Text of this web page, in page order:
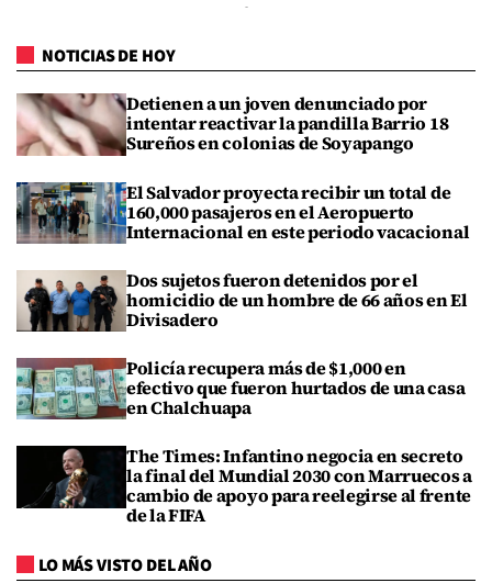
NOTICIAS DE HOY
Detienen a un joven denunciado por
intentar reactivar la pandilla Barrio 18
Sureños en colonias de Soyapango
El Salvador proyecta recibir un total de
160,000 pasajeros en el Aeropuerto
Internacional en este periodo vacacional
Dos sujetos fueron detenidos por el
homicidio de un hombre de 66 años en El
Divisadero
Policía recupera más de $1,000 en
efectivo que fueron hurtados de una casa
en Chalchuapa
The Times: Infantino negocia en secreto
la final del Mundial 2030 con Marruecos a
cambio de apoyo para reelegirse al frente
de la FIFA
LO MÁS VISTO DEL AÑO